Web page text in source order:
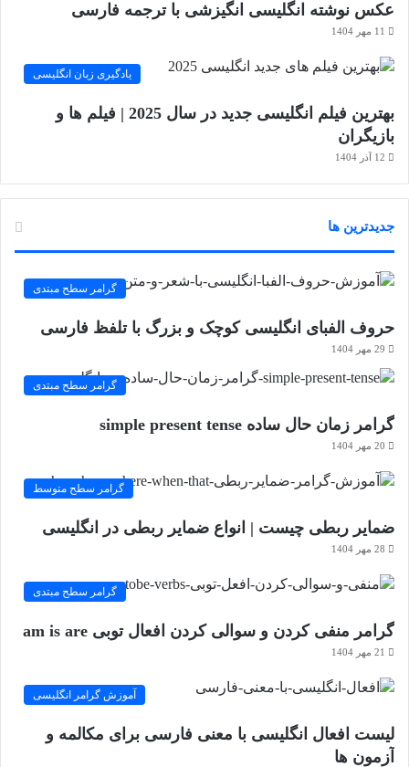
عکس نوشته انگلیسی انگیزشی با ترجمه فارسی
11 مهر 1404
یادگیری زبان انگلیسی
بهترین فیلم انگلیسی جدید در سال 2025 | فیلم ها و
بازیگران
12 آذر 1404
جدیدترین ها
گرامر سطح مبتدی
حروف الفبای انگلیسی کوچک و بزرگ با تلفظ فارسی
29 مهر 1404
گرامر سطح مبتدی
گرامر زمان حال ساده simple present tense
20 مهر 1404
گرامر سطح متوسط
ضمایر ربطی چیست | انواع ضمایر ربطی در انگلیسی
28 مهر 1404
گرامر سطح مبتدی
گرامر منفی کردن و سوالی کردن افعال توبی am is are
21 مهر 1404
آموزش گرامر انگلیسی
لیست افعال انگلیسی با معنی فارسی برای مکالمه و
آزمون ها